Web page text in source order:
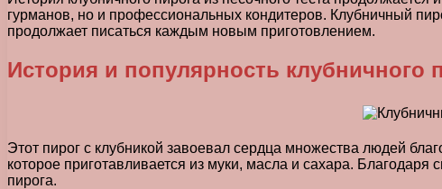
гурманов, но и профессиональных кондитеров. Клубничный
продолжает писаться каждым новым приготовлением.
История и популярность клубничного
Этот пирог с клубникой завоевал сердца множества людей
которое приготавливается из муки, масла и сахара.
пирога.